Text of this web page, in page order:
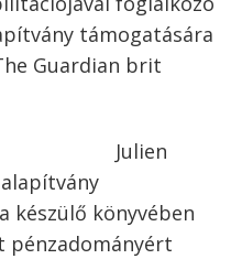
támogatására
Guardian brit
Julien
készülő könyvében
pénzadományért